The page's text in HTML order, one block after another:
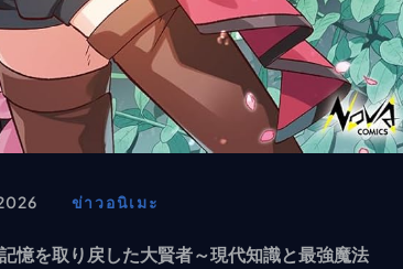
ข่าวอนิเมะ
憶を取り戻した大賢者～現代知識と最強魔法